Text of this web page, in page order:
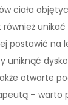
ciała
unikać
postawić na
uniknąć
otwarte
– warto